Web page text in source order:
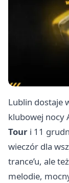
Lublin dostaje
klubowej nocy
Tour i 11
wieczór dla
trance’u, ale
melodie,